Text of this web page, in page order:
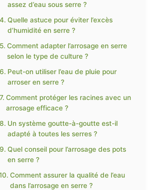
assez d’eau sous serre ?
Quelle astuce pour éviter l’excès
d’humidité en serre ?
Comment adapter l’arrosage en serre
selon le type de culture ?
Peut-on utiliser l’eau de pluie pour
arroser en serre ?
Comment protéger les racines avec un
arrosage efficace ?
Un système goutte-à-goutte est-il
adapté à toutes les serres ?
Quel conseil pour l’arrosage des pots
en serre ?
Comment assurer la qualité de l’eau
dans l’arrosage en serre ?